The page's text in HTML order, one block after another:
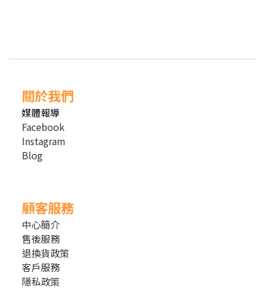
關於我們
媒體報導
Facebook
Instagram
Blog
顧客服務
中心簡介
售後服務
退換貨政策
客戶服務
隱私政策